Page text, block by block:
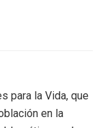
para la Vida, que
en la